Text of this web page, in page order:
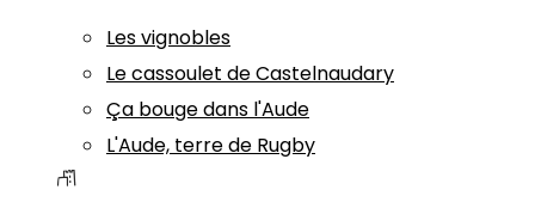
Les vignobles
Le cassoulet de Castelnaudary
Ça bouge dans l'Aude
L'Aude, terre de Rugby